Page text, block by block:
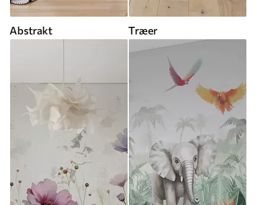
Abstrakt Træer